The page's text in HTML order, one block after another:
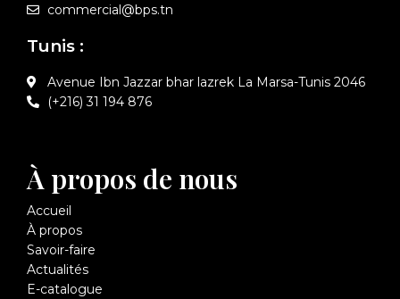
commercial@bps.tn
Tunis :
Avenue Ibn Jazzar bhar lazrek La Marsa-Tunis 2046
(+216) 31 194 876
À propos de nous
Accueil
À propos
Savoir-faire
Actualités
E-catalogue